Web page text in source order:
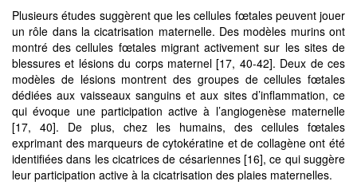
Plusieurs études suggèrent que les cellules fœtales peuvent jouer
un rôle dans la cicatrisation maternelle. Des modèles murins ont
montré des cellules fœtales migrant activement sur les sites de
blessures et lésions du corps maternel [17, 40-42]. Deux de ces
modèles de lésions montrent des groupes de cellules fœtales
dédiées aux vaisseaux sanguins et aux sites d’inflammation, ce
qui évoque une participation active à l’angiogenèse maternelle
[17, 40]. De plus, chez les humains, des cellules fœtales
exprimant des marqueurs de cytokératine et de collagène ont été
identifiées dans les cicatrices de césariennes [16], ce qui suggère
leur participation active à la cicatrisation des plaies maternelles.